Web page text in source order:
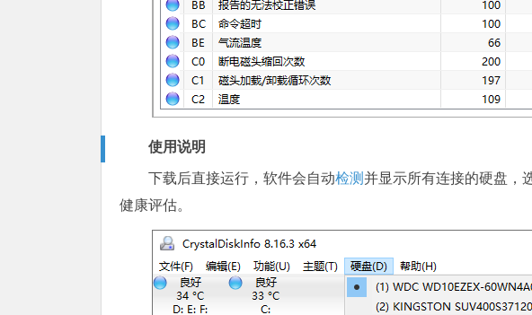
使用说明
下载后直接运行，软件会自动检测并显示所有连接的硬盘，
健康评估。